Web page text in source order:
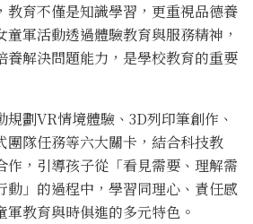
教育不僅是知識學習，更重視品德養
軍活動透過體驗教育與服務精神，
養解決問題能力，是學校教育的重要
劃VR情境體驗、3D列印筆創作、
團隊任務等六大關卡，結合科技教
作，引導孩子從「看見需要、理解需
動」的過程中，學習同理心、責任感
教育與時俱進的多元特色。